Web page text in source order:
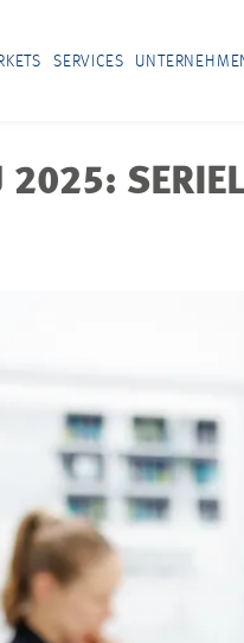
SERVICES